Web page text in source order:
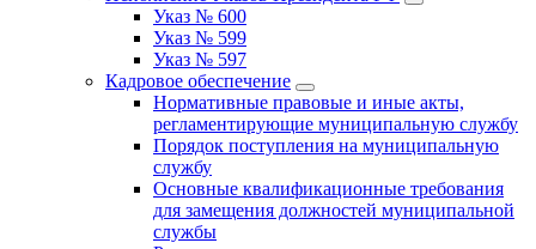
Указ № 600
Указ № 599
Указ № 597
Кадровое обеспечение
Нормативные правовые и иные акты,
регламентирующие муниципальную службу
Порядок поступления на муниципальную
службу
Основные квалификационные требования
для замещения должностей муниципальной
службы